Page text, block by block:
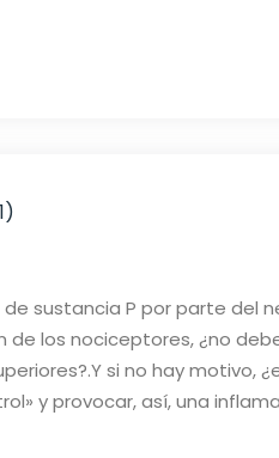
sustancia P por parte del
los nociceptores, ¿no
si no hay motivo,
y provocar, así, una